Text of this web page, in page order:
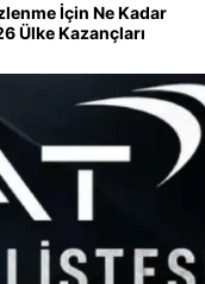
İçin Ne Kadar
Ülke Kazançları